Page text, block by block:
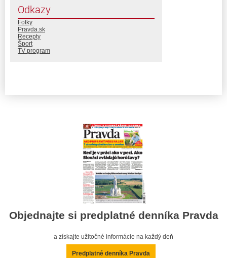
Odkazy
Fotky
Pravda.sk
Recepty
Šport
TV program
Objednajte si predplatné denníka Pravda
a získajte užitočné informácie na každý deň
Predplatné denníka Pravda